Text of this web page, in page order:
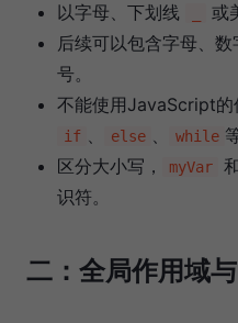
以字母、下划线 或
后续可以包含字母、
号。
不能使用JavaScript的
if 、 else 、 while
区分大小写，
myVar
识符。
二：全局作用域